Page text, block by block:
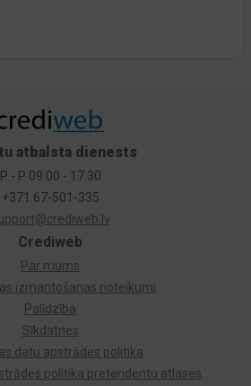
Crediweb
Par mums
izmantošanas noteikumi
Palīdzība
Sīkdatnes
datu apstrādes politika
politika pretendentu atlases
atbalsta dienests
P - P 09:00 - 17:30
+371 67-501-335